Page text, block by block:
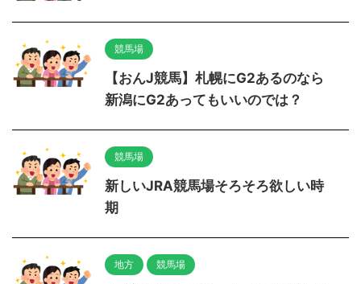
競馬場
【おんJ競馬】札幌にG2あるのなら
新潟にG2あってもいいのでは？
競馬場
新しいJRA競馬場そろそろ欲しい時
期
地方 競馬場